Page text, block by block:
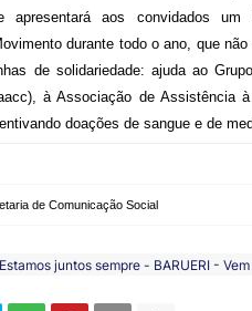
apresentará aos convidados
durante todo o ano, que
de solidariedade: ajuda ao
à Associação de Assistência
doações de sangue e de
de Comunicação Social
juntos sempre - BARUERI -